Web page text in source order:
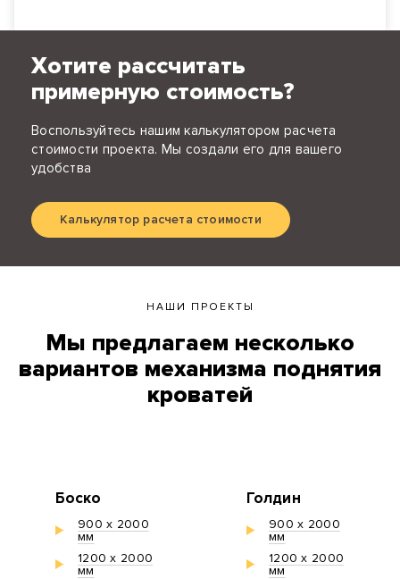
Хотите рассчитать
примерную стоимость?
Воспользуйтесь нашим калькулятором расчета
стоимости проекта. Мы создали его для вашего
удобства
Калькулятор расчета стоимости
НАШИ ПРОЕКТЫ
Мы предлагаем несколько
вариантов механизма поднятия
кроватей
Боско
900 х 2000
мм
1200 х 2000
мм
Голдин
900 х 2000
мм
1200 х 2000
мм